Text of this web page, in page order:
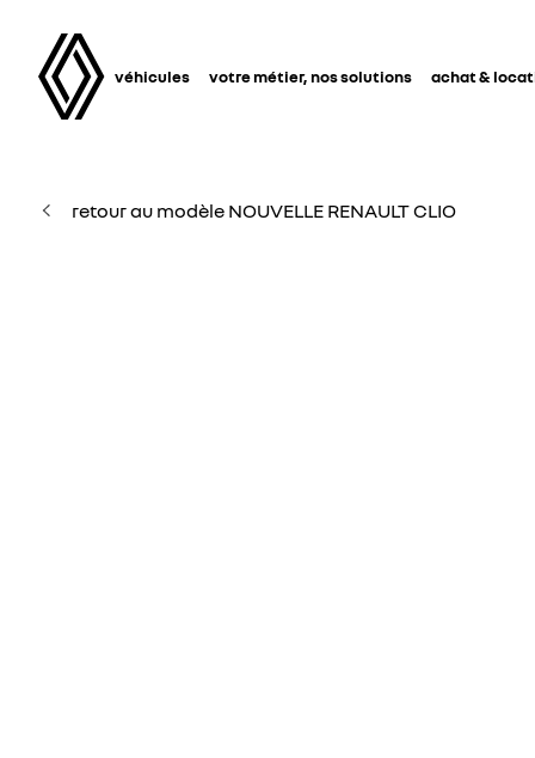
véhicules votre métier, nos solutions achat &
retour au modèle NOUVELLE RENAULT CLIO